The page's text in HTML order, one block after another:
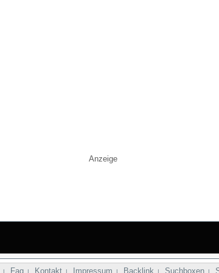
Anzeige
| Faq | Kontakt | Impressum | Backlink | Suchboxen |